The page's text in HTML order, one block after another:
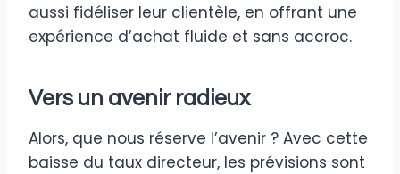
aussi fidéliser leur clientèle, en offrant une
expérience d’achat fluide et sans accroc.
Vers un avenir radieux
Alors, que nous réserve l’avenir ? Avec cette
baisse du taux directeur, les prévisions sont